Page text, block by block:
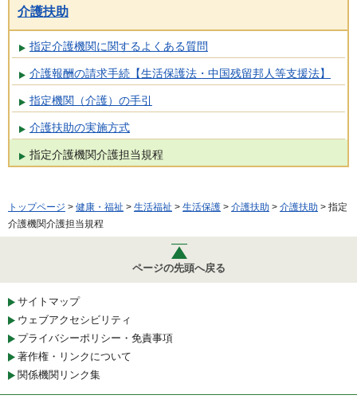
介護扶助
指定介護機関に関するよくある質問
介護報酬の請求手続【生活保護法・中国残留邦人等支援法】
指定機関（介護）の手引
介護扶助の実施方式
指定介護機関介護担当規程
トップページ > 健康・福祉 > 生活福祉 > 生活保護 > 介護扶助 > 介護扶助 > 指定
介護機関介護担当規程
ページの先頭へ戻る
サイトマップ
ウェブアクセシビリティ
プライバシーポリシー・免責事項
著作権・リンクについて
関係機関リンク集